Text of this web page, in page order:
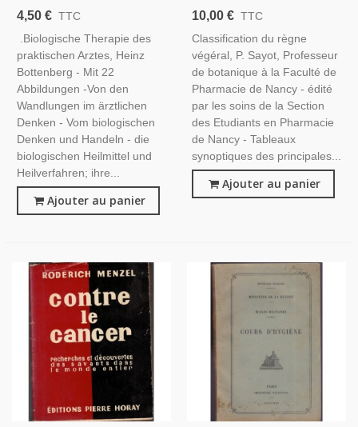
Praktischen Arztes, Heinz
Lehrbuch, Biologie, Manuels
De Médecine
4,50 € TTC
.Biologische Therapie des
praktischen Arztes, Heinz
Bottenberg - Mit 22
Abbildungen -Von den
Wandlungen im ärztlichen
Denken - Vom biologischen
Denken und Handeln - die
biologischen Heilmittel und
Heilverfahren; ihre...
Ajouter au panier
Végétal, Seyot, 1928 -
Nancy, Manuel Sciences
Naturelles, Botanique
10,00 € TTC
Classification du règne
végéral, P. Sayot, Professeur
de botanique à la Faculté de
Pharmacie de Nancy - édité
par les soins de la Section
des Etudiants en Pharmacie
de Nancy - Tableaux
synoptiques des principales...
Ajouter au panier